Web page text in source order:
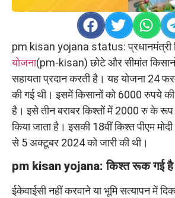
pm kisan yojana status: प्रधानमंत्री
योजना(pm-kisan) छोटे और सीमांत
सहायता प्रदान करती है। यह योजना 24
की गई थी। इसमें किसानों को 6000 रुपये की
है। इसे तीन बराबर किश्तों में 2000 रु के रूप
किया जाता है। इसकी 18वीं किश्त पीएम मोदी
से 5 अक्टूबर 2024 को जारी की थी।
pm kisan yojana:किश्त रूक गई है
ईकेवाईसी नहीं करवाने या भूमि सत्यापन में